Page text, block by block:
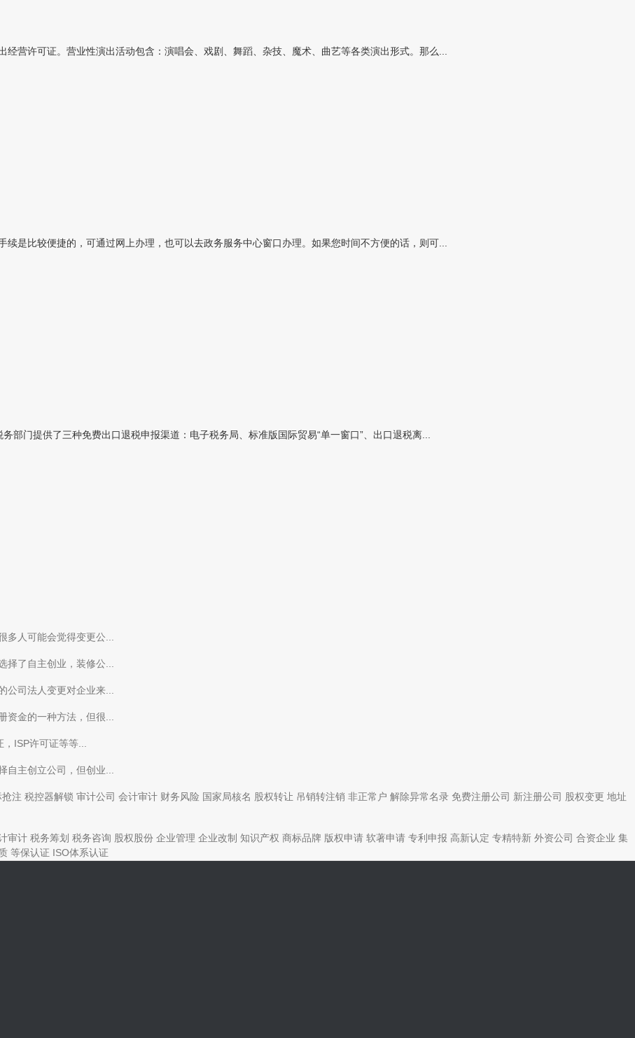
营许可证。营业性演出活动包含：演唱会、戏剧、舞蹈、杂技、魔术、曲艺等各类演出形式。那么...
是比较便捷的，可通过网上办理，也可以去政务服务中心窗口办理。如果您时间不方便的话，则可...
部门提供了三种免费出口退税申报渠道：电子税务局、标准版国际贸易“单一窗口”、出口退税离...
人可能会觉得变更公...
了自主创业，装修公...
司法人变更对企业来...
金的一种方法，但很...
ISP许可证等等...
主创立公司，但创业...
注 税控器解锁 审计公司 会计审计 财务风险 国家局核名 股权转让 吊销转注销 非正常户 解除异常名录 免费注册公司 新注册公司 股权变更 地址
审计 税务筹划 税务咨询 股权股份 企业管理 企业改制 知识产权 商标品牌 版权申请 软著申请 专利申报 高新认定 专精特新 外资公司 合资企业 集
等保认证 ISO体系认证